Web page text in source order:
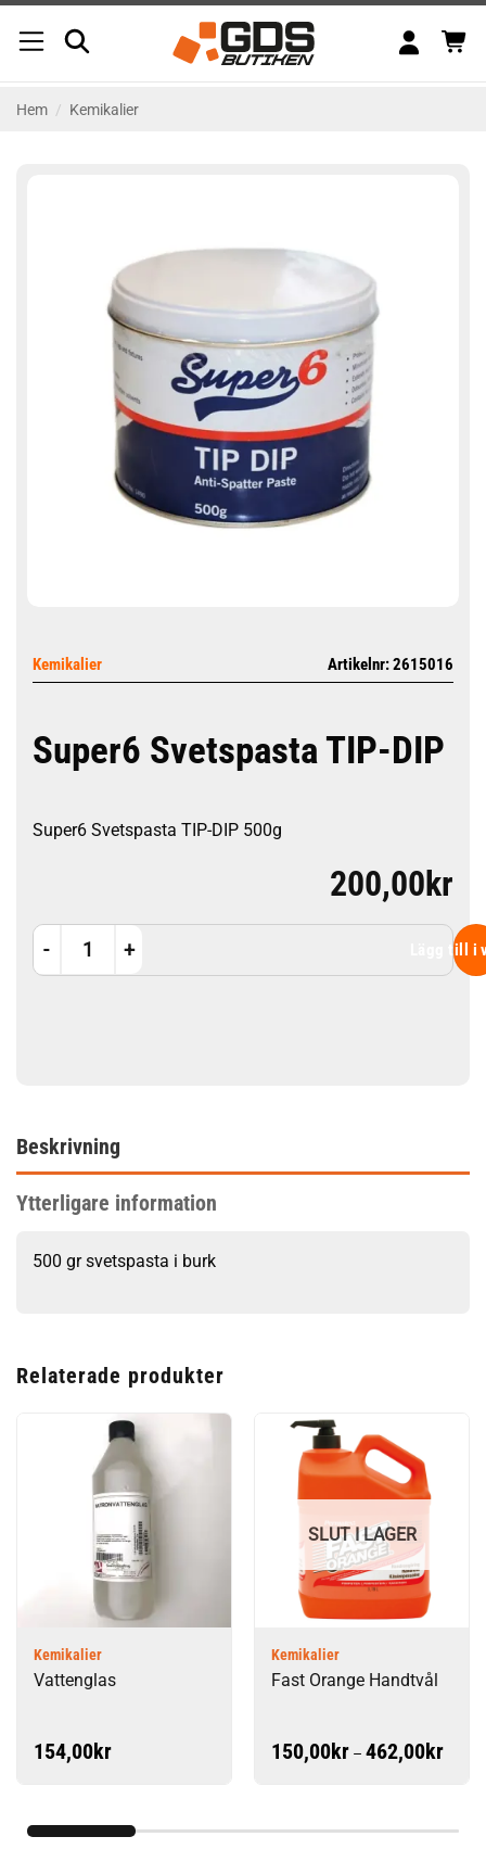
Hem / Kemikalier
Kemikalier Artikelnr: 2615016
Super6 Svetspasta TIP-DIP
Super6 Svetspasta TIP-DIP 500g
200,00kr
Super6 Svetspasta TIP-DIP mängd
Lägg till i
Beskrivning
Ytterligare information
500 gr svetspasta i burk
Relaterade produkter
Kemikalier
Vattenglas
154,00kr
SLUT I LAGER
Kemikalier
Fast Orange Handtvål
150,00kr – 462,00kr